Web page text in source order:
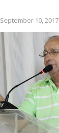
September 10, 2017